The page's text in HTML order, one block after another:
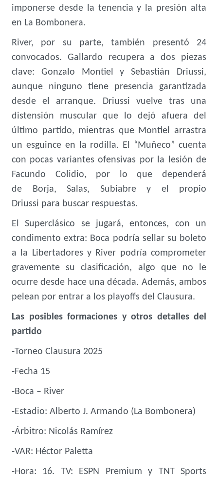
imponerse desde la tenencia y la presión alta
en La Bombonera.
River, por su parte, también presentó 24
convocados. Gallardo recupera a dos piezas
clave: Gonzalo Montiel y Sebastián Driussi,
aunque ninguno tiene presencia garantizada
desde el arranque. Driussi vuelve tras una
distensión muscular que lo dejó afuera del
último partido, mientras que Montiel arrastra
un esguince en la rodilla. El “Muñeco” cuenta
con pocas variantes ofensivas por la lesión de
Facundo Colidio, por lo que dependerá
de Borja, Salas, Subiabre y el propio
Driussi para buscar respuestas.
El Superclásico se jugará, entonces, con un
condimento extra: Boca podría sellar su boleto
a la Libertadores y River podría comprometer
gravemente su clasificación, algo que no le
ocurre desde hace una década. Además, ambos
pelean por entrar a los playoffs del Clausura.
Las posibles formaciones y otros detalles del
partido
-Torneo Clausura 2025
-Fecha 15
-Boca – River
-Estadio: Alberto J. Armando (La Bombonera)
-Árbitro: Nicolás Ramírez
-VAR: Héctor Paletta
-Hora: 16. TV: ESPN Premium y TNT Sports